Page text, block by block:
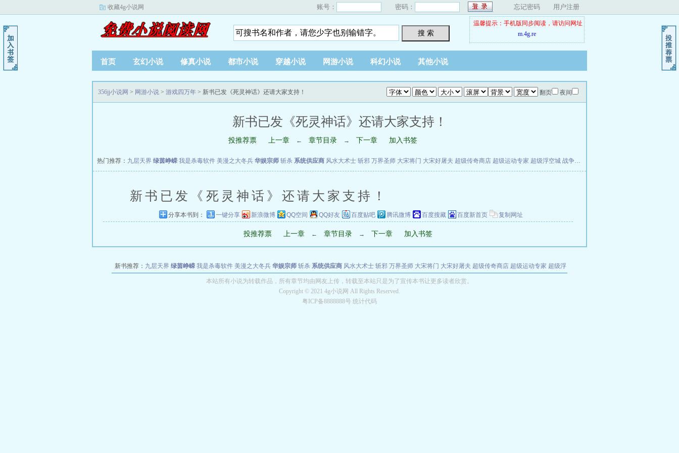
收藏4g小说网 账号： 密码： 忘记密码 用户注册
搜 索
温馨提示：手机版同步阅读，请访问网址
m.4g.re
首页 玄幻小说 修真小说 都市小说 穿越小说 网游小说 科幻小说 其他小说
翻页 夜间
356jj小说网 > 网游小说 > 游戏四万年 > 新书已发《死灵神话》还请大家支持！
新书已发《死灵神话》还请大家支持！
投推荐票 上一章 ← 章节目录 → 下一章 加入书签
热门推荐： 九层天界 绿茵峥嵘 我是杀毒软件 美漫之大冬兵 华娱宗师 斩杀 系统供应商 风水大术士 斩邪 万界圣师 大宋将门 大宋好屠夫 超级传奇商店 超级运动专家 超级浮空城 战争天堂
新书已发《死灵神话》还请大家支持！
分享本书到： 一键分享 新浪微博 QQ空间 QQ好友 百度贴吧 腾讯微博 百度搜藏 百度新首页 复制网址
投推荐票 上一章 ← 章节目录 → 下一章 加入书签
新书推荐： 九层天界 绿茵峥嵘 我是杀毒软件 美漫之大冬兵 华娱宗师 斩杀 系统供应商 风水大术士 斩邪 万界圣师 大宋将门 大宋好屠夫 超级传奇商店 超级运动专家 超级浮
都市全能巨星 绝对交易 全职武神 位面复制大师 华娱特效大亨 原始大厨王 怪物聊天群 某美漫的特工
长别打脸
本站所有小说为转载作品，所有章节均由网友上传，转载至本站只是为了宣传本书让更多读者欣赏。
Copyright © 2021 4g小说网 All Rights Reserved.
粤ICP备8888888号 统计代码